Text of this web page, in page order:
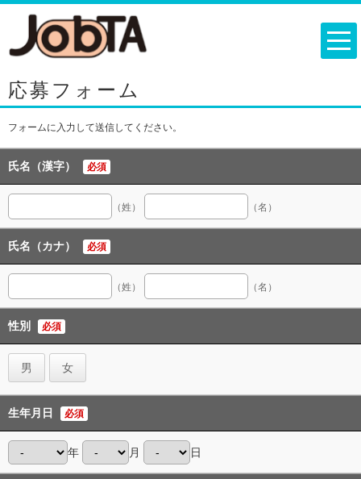
応募フォーム
フォームに入力して送信してください。
氏名（漢字） 必須
（姓） （名）
氏名（カナ） 必須
（姓） （名）
性別 必須
男 女
生年月日 必須
年 月 日